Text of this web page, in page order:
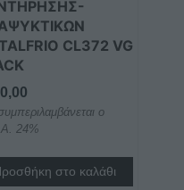
CL372 VG
ο
24%
στο καλάθι